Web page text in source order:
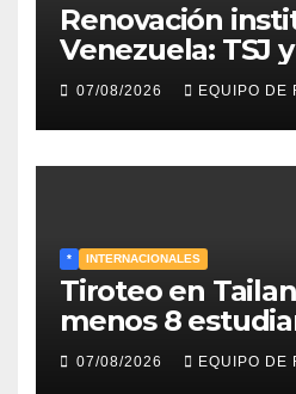
Renovación
Venezuela: TSJ
designados a
07/08/2026 EQUIPO DE
* INTERNACIONALES
Tiroteo en
menos 8
muertos y 30
07/08/2026 EQUIPO DE